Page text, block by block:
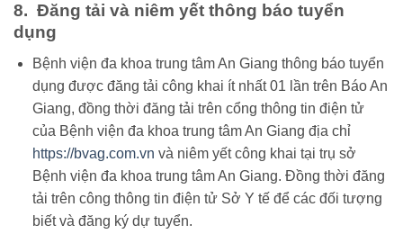
8. Đăng tải và niêm yết thông báo tuyển
dụng
Bệnh viện đa khoa trung tâm An Giang thông báo tuyển
dụng được đăng tải công khai ít nhất 01 lần trên Báo An
Giang, đồng thời đăng tải trên cổng thông tin điện tử
của Bệnh viện đa khoa trung tâm An Giang địa chỉ
https://bvag.com.vn và niêm yết công khai tại trụ sở
Bệnh viện đa khoa trung tâm An Giang. Đồng thời đăng
tải trên công thông tin điện tử Sở Y tế để các đối tượng
biết và đăng ký dự tuyển.